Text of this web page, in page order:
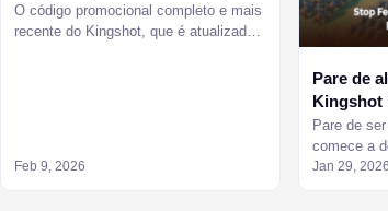
O código promocional completo e mais
recente do Kingshot, que é atualizado a
Feb 9, 2026
Pare de
Kingshot
KvK
Pare de
comece a
Kingdom of
Jan 29, 2026